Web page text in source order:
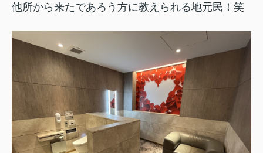
他所から来たであろう方に教えられる地元民！笑